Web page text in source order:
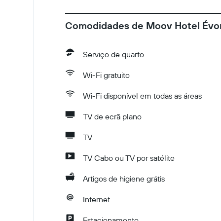
Comodidades de Moov Hotel
Serviço de quarto
Wi-Fi gratuito
Wi-Fi disponível em todas as áreas
TV de ecrã plano
TV
TV Cabo ou TV por satélite
Artigos de higiene grátis
Internet